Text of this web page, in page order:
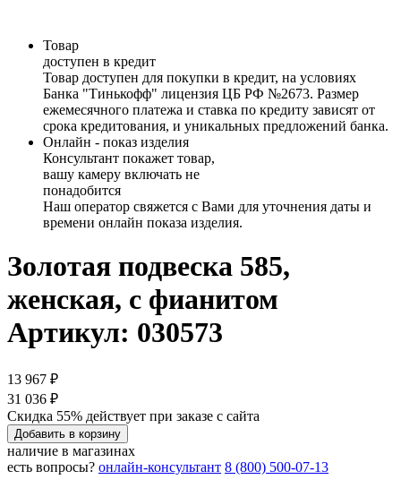
Товар
доступен в кредит
Товар доступен для покупки в кредит, на условиях
Банка "Тинькофф" лицензия ЦБ РФ №2673. Размер
ежемесячного платежа и ставка по кредиту зависят от
срока кредитования, и уникальных предложений банка.
Онлайн - показ изделия
Консультант покажет товар,
вашу камеру включать не
понадобится
Наш оператор свяжется с Вами для уточнения даты и
времени онлайн показа изделия.
Золотая подвеска 585,
женская, с фианитом
Артикул: 030573
13 967 ₽
31 036 ₽
Скидка 55% действует при заказе с сайта
Добавить в корзину
наличие в магазинах
есть вопросы? онлайн-консультант 8 (800) 500-07-13